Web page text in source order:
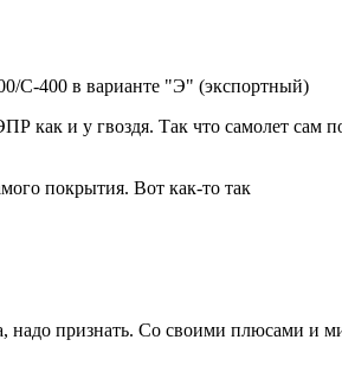
C-400 в варианте "Э" (экспортный)
и у гвоздя. Так что самолет сам
покрытия. Вот как-то так
надо признать. Со своими плюсами и